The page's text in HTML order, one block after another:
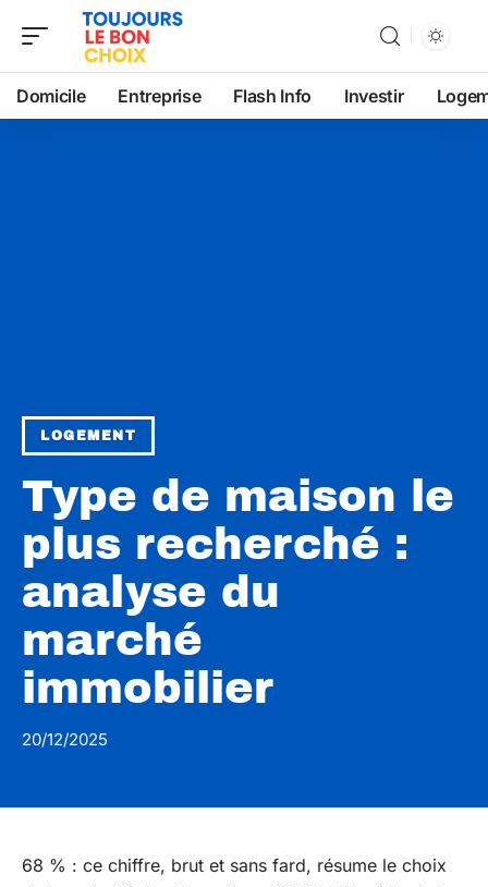
Domicile Entreprise Flash Info Investir
LOGEMENT
Type de maison le
plus recherché :
analyse du
marché
immobilier
20/12/2025
68 % : ce chiffre, brut et sans fard, résume le choix